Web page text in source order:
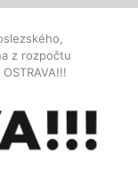
z rozpočtu